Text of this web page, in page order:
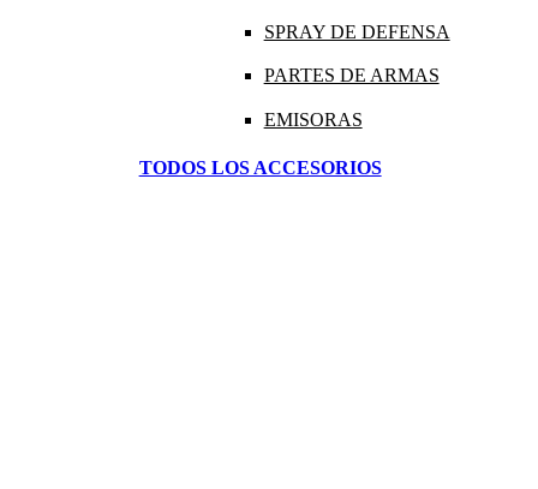
SPRAY DE DEFENSA
PARTES DE ARMAS
EMISORAS
TODOS LOS ACCESORIOS